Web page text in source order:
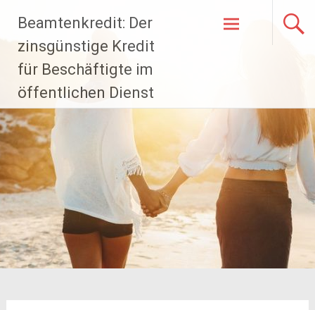
Inhalt
springen
Beamtenkredit: Der
zinsgünstige Kredit
für Beschäftigte im
öffentlichen Dienst